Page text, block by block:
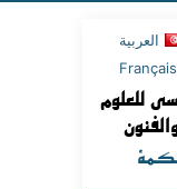
العربية
Français